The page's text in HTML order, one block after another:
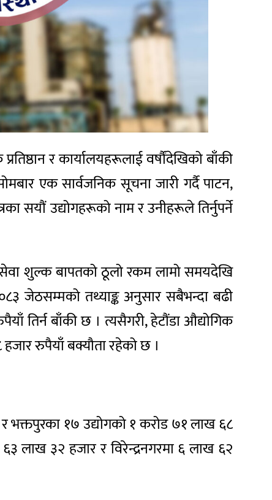
र कार्यालयहरूलाई वर्षौंदेखिको बाँकी
एक सार्वजनिक सूचना जारी गर्दै पाटन,
सयौं उद्योगहरूको नाम र उनीहरूले तिर्नुपर्ने
सेवा शुल्क बापतको ठूलो रकम लामो समयदेखि
जेठसम्मको तथ्याङ्क अनुसार सबैभन्दा बढी
तिर्न बाँकी छ । त्यसैगरी, हेटौंडा औद्योगिक
हजार रुपैयाँ बक्यौता रहेको छ ।
भक्तपुरका १७ उद्योगको १ करोड ७१ लाख ६८
लाख ३२ हजार र विरेन्द्रनगरमा ६ लाख ६२